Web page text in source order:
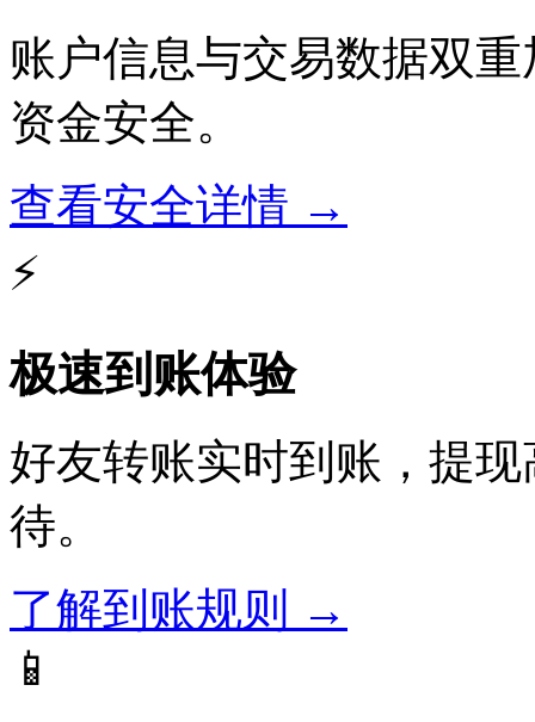
账户信息与交易数据双重
资金安全。
查看安全详情 →
⚡
极速到账体验
好友转账实时到账，提
待。
了解到账规则 →
📱